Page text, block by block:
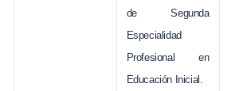
de Segunda
Especialidad
Profesional en
Educación Inicial.